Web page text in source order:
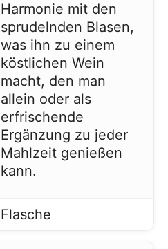
Harmonie mit den
sprudelnden Blasen,
was ihn zu einem
köstlichen Wein
macht, den man
allein oder als
erfrischende
Ergänzung zu jeder
Mahlzeit genießen
kann.
Flasche